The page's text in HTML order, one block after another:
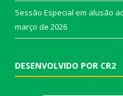
Sessão Especial em alusão
março de 2026
DESENVOLVIDO POR CR2